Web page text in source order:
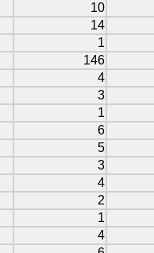
10
14
1
146
4
3
1
6
5
3
4
2
1
4